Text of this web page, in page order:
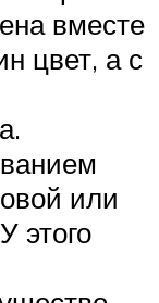
вместе
цвет, а с
или
этого